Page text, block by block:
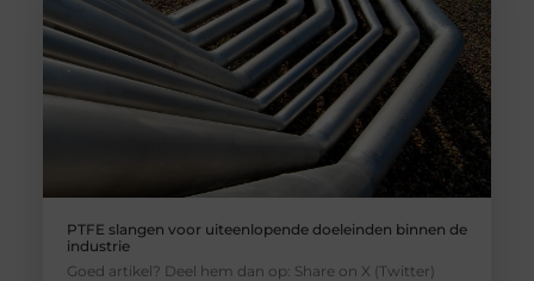
PTFE slangen voor uiteenlopende doeleinden binnen de
industrie
Goed artikel? Deel hem dan op: Share on X (Twitter)